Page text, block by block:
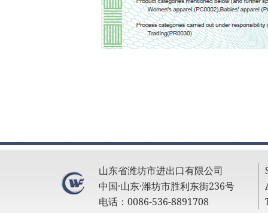
山东省潍坊市进出口有限公司
中国·山东·潍坊市胜利东街236号
电话：0086-536-8891708